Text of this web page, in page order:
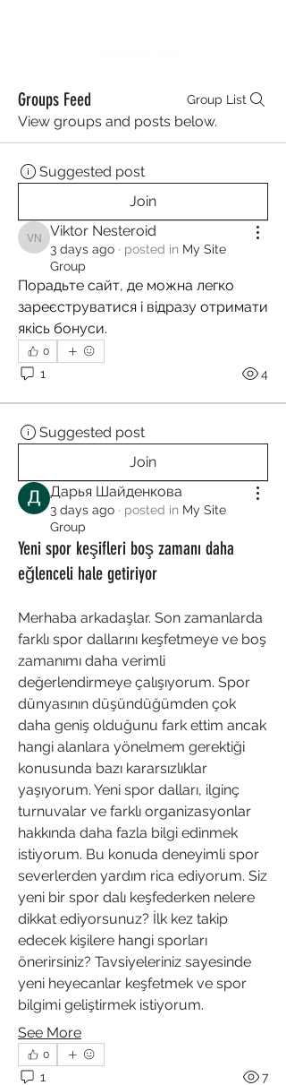
Groups Feed Group List
View groups and posts below.
Suggested post
Join
Viktor Nesteroid
Viktor Nesteroid
3 days ago · posted in My Site
Group
Порадьте сайт, де можна легко
зареєструватися і відразу отримати
якісь бонуси.
0
1 4
Suggested post
Join
Дарья Шайденкова
3 days ago · posted in My Site
Group
Yeni spor keşifleri boş zamanı daha
eğlenceli hale getiriyor
Merhaba arkadaşlar. Son zamanlarda
farklı spor dallarını keşfetmeye ve boş
zamanımı daha verimli
değerlendirmeye çalışıyorum. Spor
dünyasının düşündüğümden çok
daha geniş olduğunu fark ettim ancak
hangi alanlara yönelmem gerektiği
konusunda bazı kararsızlıklar
yaşıyorum. Yeni spor dalları, ilginç
turnuvalar ve farklı organizasyonlar
hakkında daha fazla bilgi edinmek
istiyorum. Bu konuda deneyimli spor
severlerden yardım rica ediyorum. Siz
yeni bir spor dalı keşfederken nelere
dikkat ediyorsunuz? İlk kez takip
edecek kişilere hangi sporları
önerirsiniz? Tavsiyeleriniz sayesinde
yeni heyecanlar keşfetmek ve spor
bilgimi geliştirmek istiyorum.
See More
0
1 7